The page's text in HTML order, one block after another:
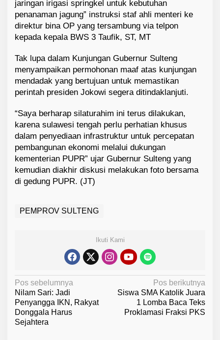
jaringan irigasi springkel untuk kebutuhan
penanaman jagung” instruksi staf ahli menteri ke
direktur bina OP yang tersambung via telpon
kepada kepala BWS 3 Taufik, ST, MT
Tak lupa dalam Kunjungan Gubernur Sulteng
menyampaikan permohonan maaf atas kunjungan
mendadak yang bertujuan untuk memastikan
perintah presiden Jokowi segera ditindaklanjuti.
“Saya berharap silaturahim ini terus dilakukan,
karena sulawesi tengah perlu perhatian khusus
dalam penyediaan infrastruktur untuk percepatan
pembangunan ekonomi melalui dukungan
kementerian PUPR” ujar Gubernur Sulteng yang
kemudian diakhir diskusi melakukan foto bersama
di gedung PUPR. (JT)
PEMPROV SULTENG
Ikuti Kami
N
a
v
i
Pos sebelumnya
Nilam Sari: Jadi
Penyangga IKN, Rakyat
Donggala Harus
Sejahtera
Pos berikutnya
Siswa SMA Katolik Juara
1 Lomba Baca Teks
Proklamasi Fraksi PKS